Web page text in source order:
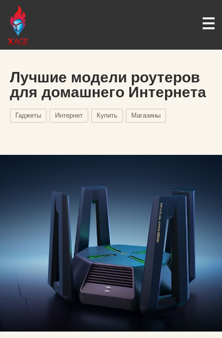
Лучшие модели роутеров
для домашнего Интернета
Гаджеты Интернет Купить Магазины